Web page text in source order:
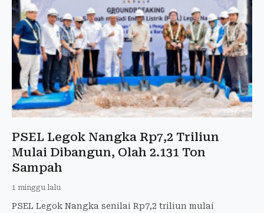
PSEL Legok Nangka Rp7,2 Triliun
Mulai Dibangun, Olah 2.131 Ton
Sampah
1 minggu lalu
PSEL Legok Nangka senilai Rp7,2 triliun mulai